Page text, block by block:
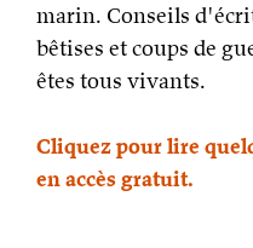
marin. Conseils
bêtises et coups de
êtes tous vivants.
Cliquez pour lire
en accès gratuit.